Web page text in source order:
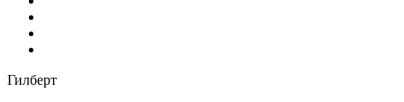
Гилберт